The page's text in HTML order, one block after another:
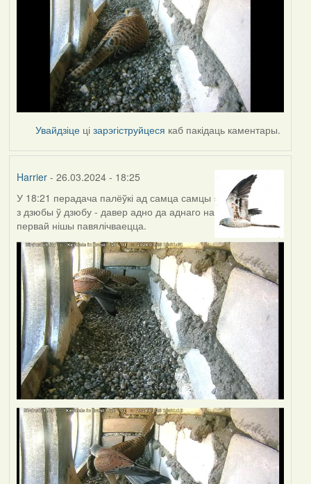
Увайдзіце цізарэгіструйцеся каб пакідаць каментары.
Harrier- 26.03.2024 - 18:25
У 18:21 перадача палёўкі ад самца самцы
з дзюбы ў дзюбу - давер адно да аднаго на
первай нішы павялічваецца.